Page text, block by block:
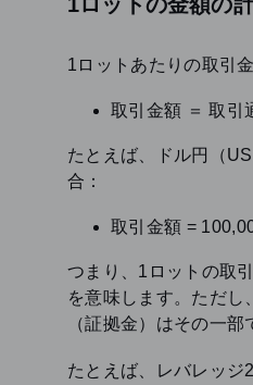
1ロットあたりの取引
取引金額 ＝ 取引
たとえば、ドル円（
合：
取引金額 =
つまり、1ロットの取
を意味します。ただし
（証拠金）はその一部
たとえば、レバレッジ